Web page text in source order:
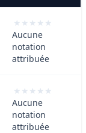
Aucune
notation
attribuée
Aucune
notation
attribuée